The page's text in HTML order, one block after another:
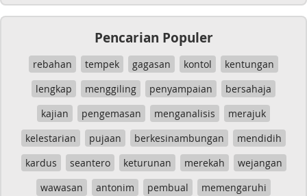
Pencarian Populer
rebahan tempek gagasan kontol
kentungan
lengkap
menggiling penyampaian
bersahaja
kajian
pengemasan menganalisis
merajuk
kelestarian
pujaan berkesinambungan
mendidih
kardus
seantero keturunan merekah
wejangan
wawasan
antonim pembual
memengaruhi